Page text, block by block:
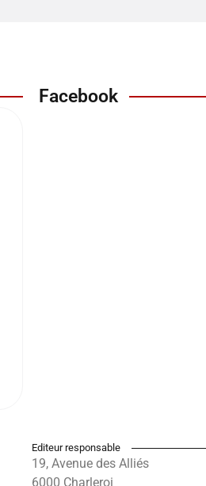
Facebook
Editeur responsable
19, Avenue des Alliés
6000 Charleroi